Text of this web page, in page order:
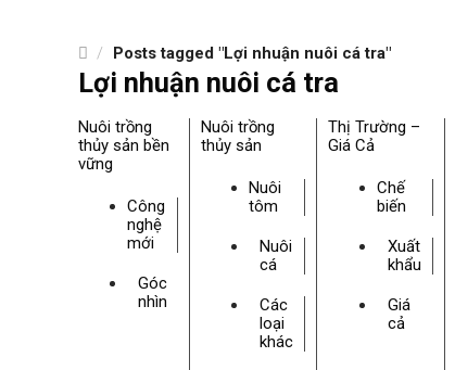
/ Posts tagged "Lợi nhuận nuôi cá tra"
Lợi nhuận nuôi cá tra
Nuôi trồng
thủy sản bền
vững
Công
nghệ
mới
Góc
nhìn
Nuôi trồng
thủy sản
Nuôi
tôm
Nuôi
cá
Các
loại
khác
Thị Trường –
Giá Cả
Chế
biến
Xuất
khẩu
Giá
cả